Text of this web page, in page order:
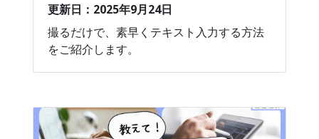
更新日：2025年9月24日
撮るだけで、素早くテキスト入力する方法
をご紹介します。